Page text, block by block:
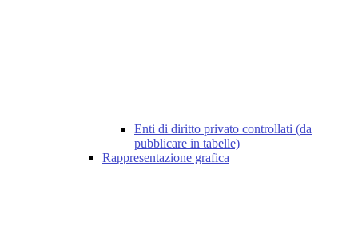
Enti di diritto privato controllati (da
pubblicare in tabelle)
Rappresentazione grafica